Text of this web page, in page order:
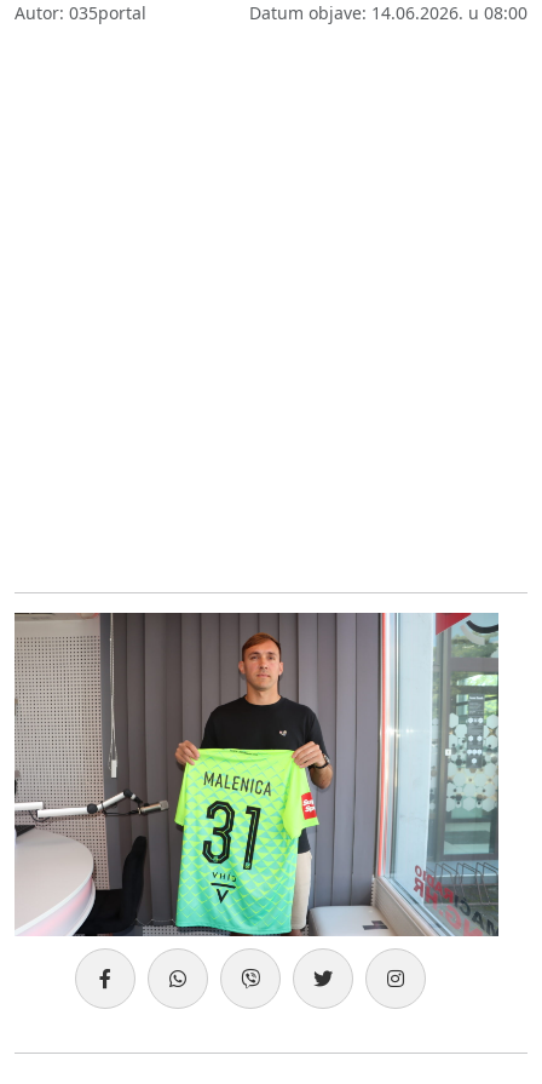
Autor: 035portal Datum objave: 14.06.2026. u 08:00